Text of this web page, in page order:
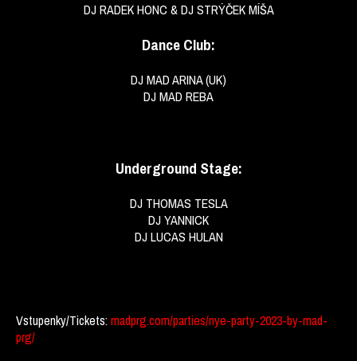
DJ RADEK HONC & DJ STRÝČEK MÍŠA
Dance Club:
DJ MAD ARINA (UK)
DJ MAD REBA
Underground Stage:
DJ THOMAS TESLA
DJ YANNICK
DJ LUCAS HULAN
Vstupenky/Tickets:madprg.com/parties/nye-party-2023-by-mad-
prg/